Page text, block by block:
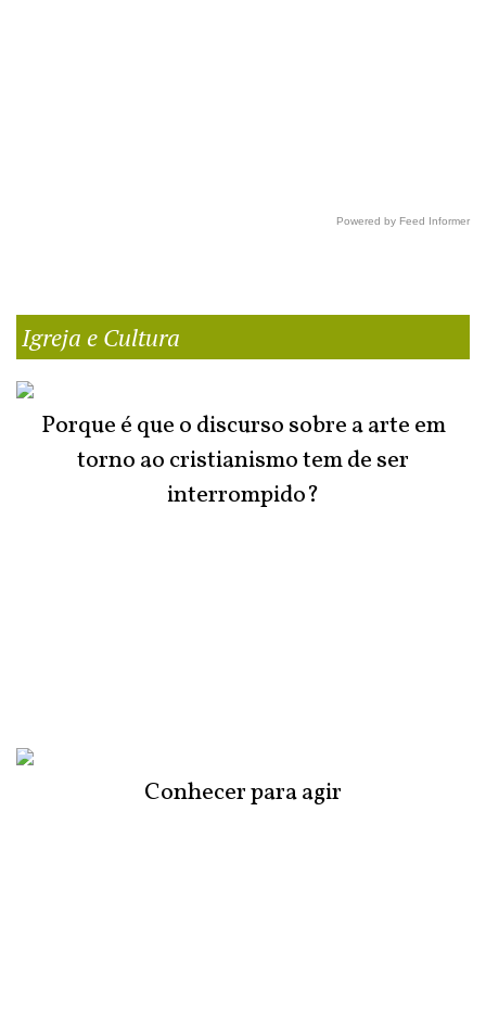
Powered by Feed Informer
Igreja e Cultura
Porque é que o discurso sobre a arte em
torno ao cristianismo tem de ser
interrompido?
Conhecer para agir